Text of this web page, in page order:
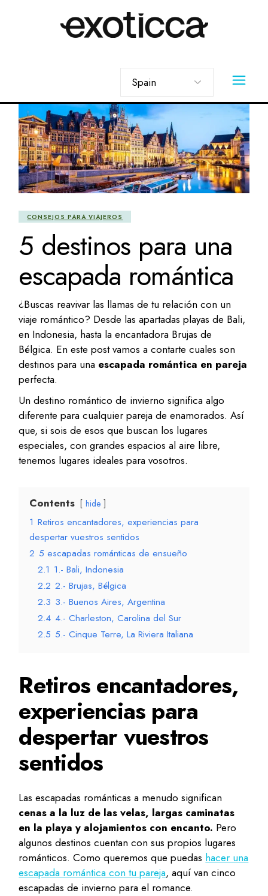
idioma
CONSEJOS PARA VIAJEROS
5 destinos para una
escapada romántica
¿Buscas reavivar las llamas de tu relación con un
viaje romántico? Desde las apartadas playas de Bali,
en Indonesia, hasta la encantadora Brujas de
Bélgica. En este post vamos a contarte cuales son
destinos para una escapada romántica en pareja
perfecta.
Un destino romántico de invierno significa algo
diferente para cualquier pareja de enamorados. Así
que, si sois de esos que buscan los lugares
especiales, con grandes espacios al aire libre,
tenemos lugares ideales para vosotros.
Contents hide
1 Retiros encantadores, experiencias para
despertar vuestros sentidos
2 5 escapadas románticas de ensueño
2.1 1.- Bali, Indonesia
2.2 2.- Brujas, Bélgica
2.3 3.- Buenos Aires, Argentina
2.4 4.- Charleston, Carolina del Sur
2.5 5.- Cinque Terre, La Riviera Italiana
Retiros encantadores,
experiencias para
despertar vuestros
sentidos
Las escapadas románticas a menudo significan
cenas a la luz de las velas, largas caminatas
en la playa y alojamientos con encanto. Pero
algunos destinos cuentan con sus propios lugares
románticos. Como queremos que puedas hacer una
escapada romántica con tu pareja, aquí van cinco
escapadas de invierno para el romance.